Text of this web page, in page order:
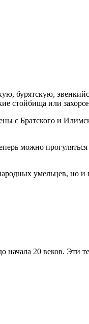
бурятскую,
стойбища или
с Братского и
можно
умельцев, но и
начала 20 веков. Эти